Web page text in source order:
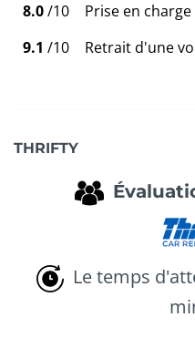
8.0/10
Prise en
9.1 /10 Retrait d'une
THRIFTY
Le temps